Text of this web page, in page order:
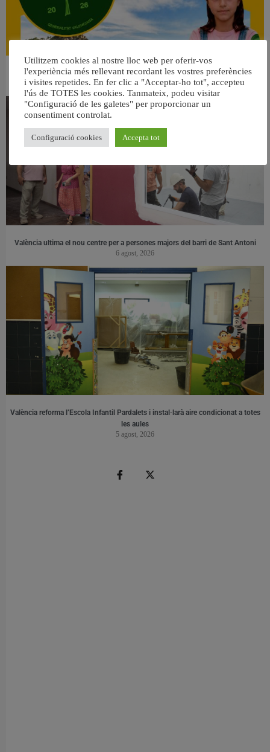
👀 Una mirada atenta puede marcar la diferencia.
31 juliol, 2026
València ultima el nou centre per a persones majors del barri de Sant Antoni
6 agost, 2026
València reforma l’Escola Infantil Pardalets i instal·larà aire condicionat a totes
les aules
5 agost, 2026
Utilitzem cookies al nostre lloc web per oferir-vos
l'experiència més rellevant recordant les vostres preferències
i visites repetides. En fer clic a "Acceptar-ho tot", accepteu
l'ús de TOTES les cookies. Tanmateix, podeu visitar
"Configuració de les galetes" per proporcionar un
consentiment controlat.
Configuració cookies Accepta tot